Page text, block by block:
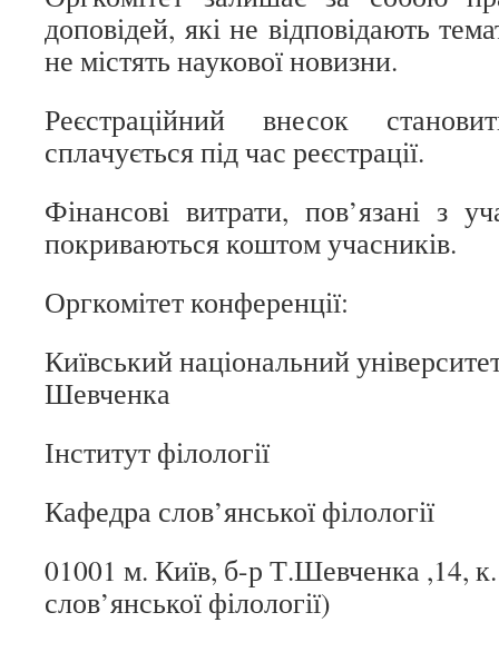
доповідей, які не відповідають
не містять наукової новизни.
Реєстраційний внесок
сплачується під час реєстрації.
Фінансові витрати, пов’язані з
покриваються коштом учасників.
Оргкомітет конференції:
Київський національний
Шевченка
Інститут філології
Кафедра слов’янської філології
01001 м. Київ, б-р Т.Шевченка ,14,
слов’янської філології)